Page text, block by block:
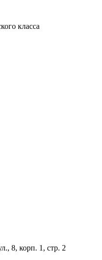
класса
8, корп. 1, стр. 2